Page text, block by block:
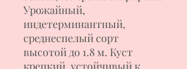
Урожайный,
индетерминантный,
среднеспелый сорт
высотой до 1.8 м. Куст
крепкий, устойчивый к